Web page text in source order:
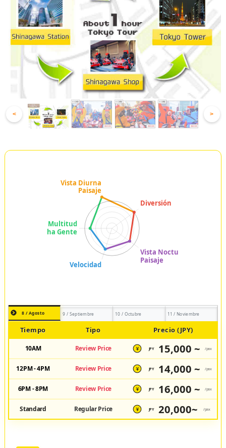
< >
8 / Agosto 9 / Septiembre 10 / Octubre 11 / Noviembre
Tiempo Tipo Precio (JPY)
10AM Review Price ¥ JPY 15,000 ~ /pax
12PM - 4PM Review Price ¥ JPY 14,000 ~ /pax
6PM - 8PM Review Price ¥ JPY 16,000 ~ /pax
Standard Regular Price ¥ JPY 20,000~ /pax